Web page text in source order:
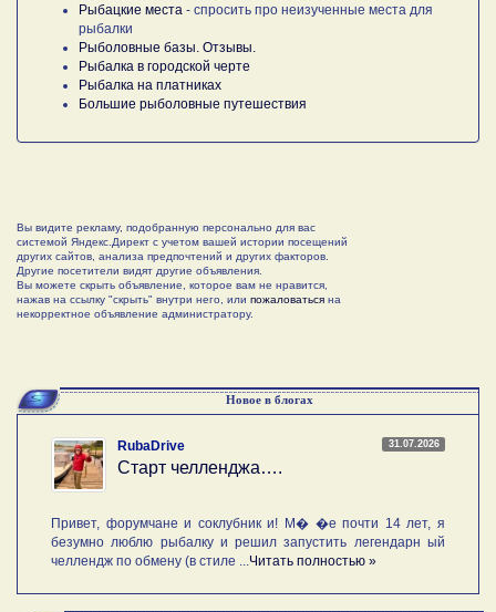
Рыбацкие места - спросить про неизученные места для
рыбалки
Рыболовные базы. Отзывы.
Рыбалка в городской черте
Рыбалка на платниках
Большие рыболовные путешествия
Вы видите рекламу, подобранную персонально для вас
системой Яндекс.Директ с учетом вашей истории посещений
других сайтов, анализа предпочтений и других факторов.
Другие посетители видят другие объявления.
Вы можете скрыть объявление, которое вам не нравится,
нажав на ссылку "скрыть" внутри него, или пожаловаться на
некорректное объявление администратору.
Новое в блогах
31.07.2026
RubaDrive
Старт челленджа….
Привет, форумчане и соклубник и! М� �е почти 14 лет, я
безумно люблю рыбалку и решил запустить легендарн ый
челлендж по обмену (в стиле ... Читать полностью »